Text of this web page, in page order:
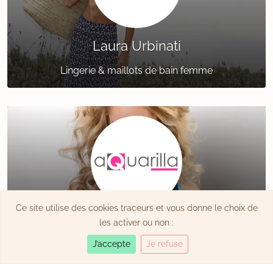
Laura Urbinati
Lingerie & maillots de bain femme
Aquarilla
Maillots de bain de luxe pour femme
Ce site utilise des cookies traceurs et vous donne le choix de
les activer ou non :
J’accepte Je refuse